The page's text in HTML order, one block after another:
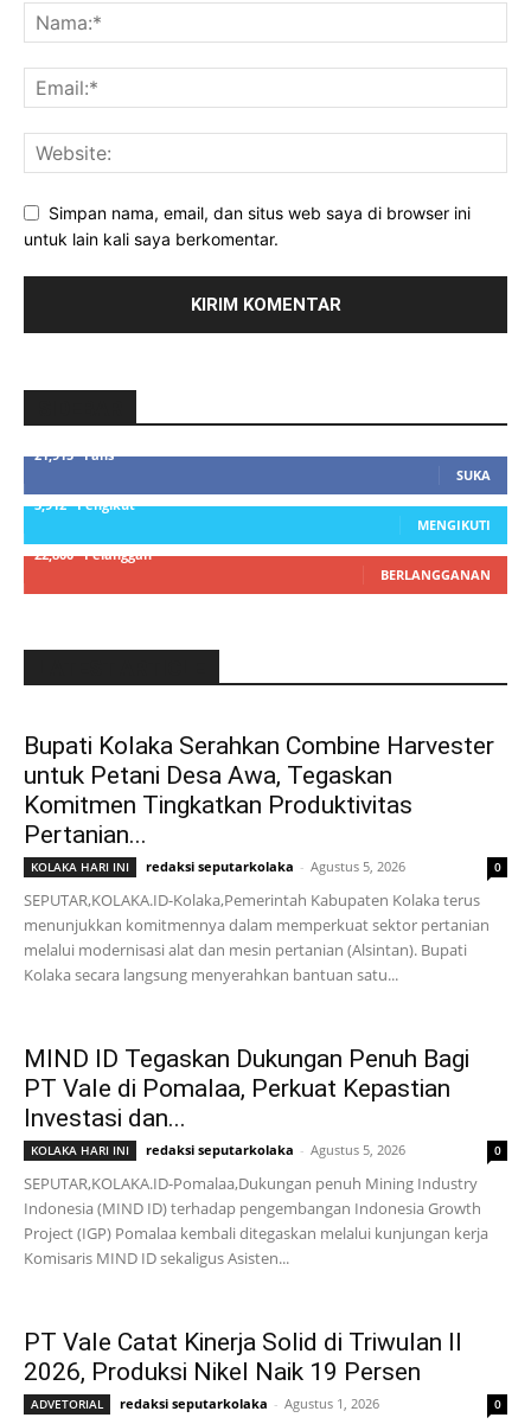
Simpan nama, email, dan situs web saya di browser ini
untuk lain kali saya berkomentar.
21,915 Fans
SUKA
3,912 Pengikut
MENGIKUTI
22,800 Pelanggan
BERLANGGANAN
Bupati Kolaka Serahkan Combine Harvester
untuk Petani Desa Awa, Tegaskan
Komitmen Tingkatkan Produktivitas
Pertanian...
KOLAKA HARI INI redaksi seputarkolaka - Agustus 5, 2026 0
SEPUTAR,KOLAKA.ID-Kolaka,Pemerintah Kabupaten Kolaka terus
menunjukkan komitmennya dalam memperkuat sektor pertanian
melalui modernisasi alat dan mesin pertanian (Alsintan). Bupati
Kolaka secara langsung menyerahkan bantuan satu...
MIND ID Tegaskan Dukungan Penuh Bagi
PT Vale di Pomalaa, Perkuat Kepastian
Investasi dan...
KOLAKA HARI INI redaksi seputarkolaka - Agustus 5, 2026 0
SEPUTAR,KOLAKA.ID-Pomalaa,Dukungan penuh Mining Industry
Indonesia (MIND ID) terhadap pengembangan Indonesia Growth
Project (IGP) Pomalaa kembali ditegaskan melalui kunjungan kerja
Komisaris MIND ID sekaligus Asisten...
PT Vale Catat Kinerja Solid di Triwulan II
2026, Produksi Nikel Naik 19 Persen
ADVETORIAL redaksi seputarkolaka - Agustus 1, 2026 0